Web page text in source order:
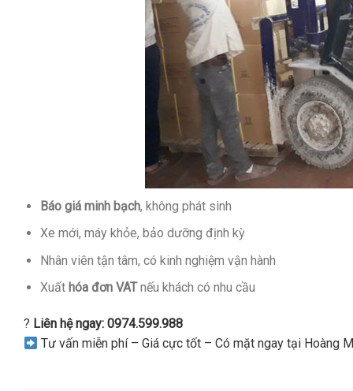
Báo giá minh bạch, không phát sinh
Xe mới, máy khỏe, bảo dưỡng định kỳ
Nhân viên tận tâm, có kinh nghiệm vận hành
Xuất hóa đơn VATnếu khách có nhu cầu
? Liên hệ ngay: 0974.599.988
Tư vấn miễn phí – Giá cực tốt – Có mặt ngay tại Hoàng